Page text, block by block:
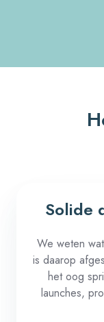
Solide
We weten wat
is daarop
hetoog
launches,